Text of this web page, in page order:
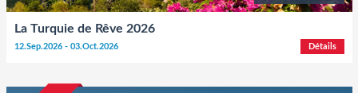
La Turquie de Rêve 2026
12.Sep.2026 - 03.Oct.2026 Détails